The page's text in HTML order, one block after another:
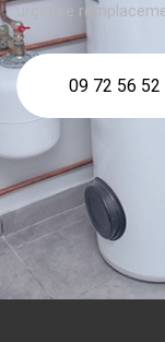
urgence
09 72 56 52